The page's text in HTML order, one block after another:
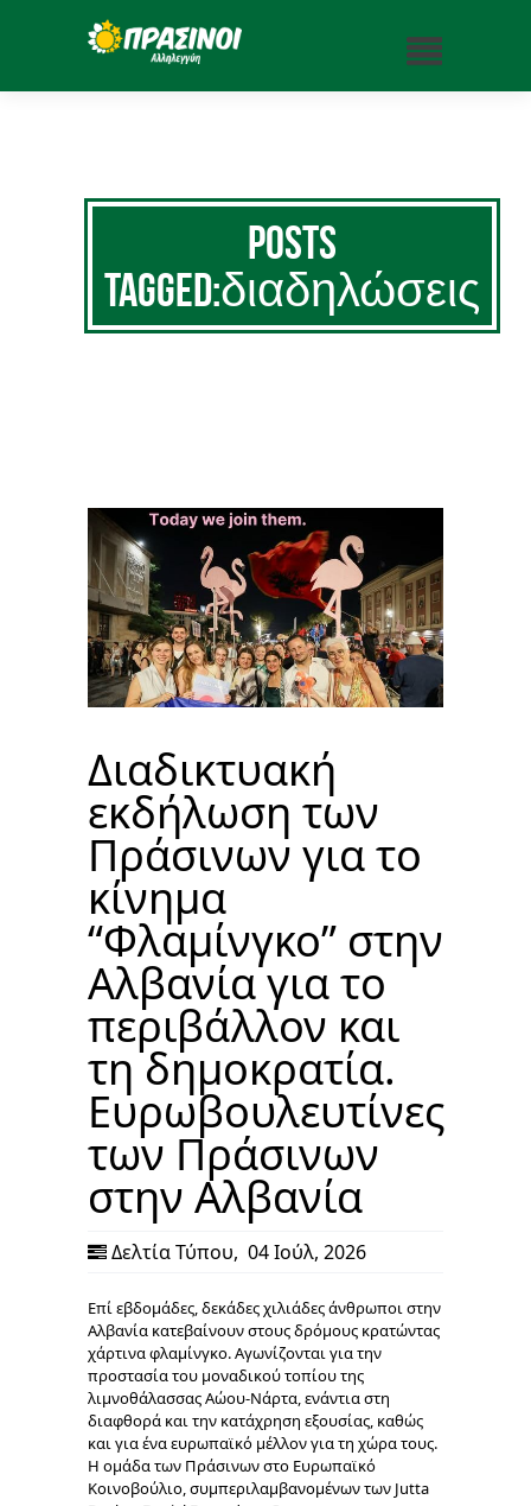
Posts
Tagged:διαδηλώσεις
Διαδικτυακή
εκδήλωση των
Πράσινων για το
κίνημα
“Φλαμίνγκο” στην
Αλβανία για το
περιβάλλον και
τη δημοκρατία.
Ευρωβουλευτίνες
των Πράσινων
στην Αλβανία
Δελτία Τύπου, 04 Ιούλ, 2026
Επί εβδομάδες, δεκάδες χιλιάδες άνθρωποι στην
Αλβανία κατεβαίνουν στους δρόμους κρατώντας
χάρτινα φλαμίνγκο. Αγωνίζονται για την
προστασία του μοναδικού τοπίου της
λιμνοθάλασσας Αώου-Νάρτα, ενάντια στη
διαφθορά και την κατάχρηση εξουσίας, καθώς
και για ένα ευρωπαϊκό μέλλον για τη χώρα τους.
Η ομάδα των Πράσινων στο Ευρωπαϊκό
Κοινοβούλιο, συμπεριλαμβανομένων των Jutta